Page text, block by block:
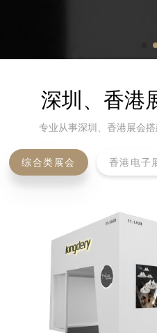
深圳、香港
专业从事深圳、香港展会
综合类展会 香港电子